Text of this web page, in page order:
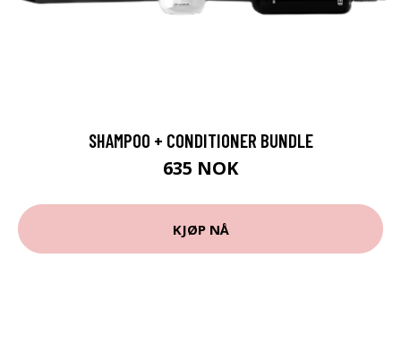
SHAMPOO + CONDITIONER BUNDLE
635 NOK
KJØP NÅ